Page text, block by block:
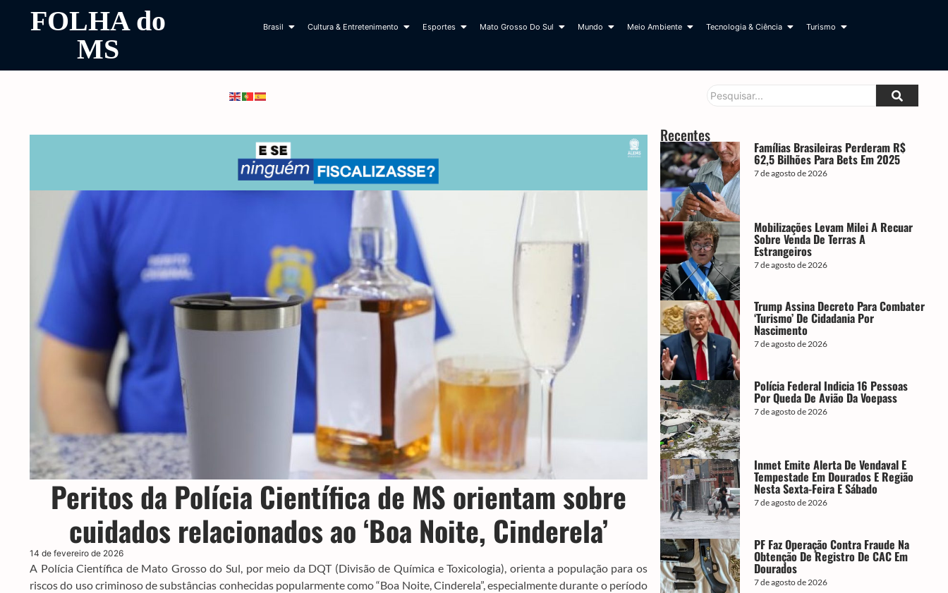
FOLHA do
MS
Brasil Cultura & Entretenimento Esportes Mato Grosso Do Sul Mundo Meio Ambiente Tecnologia & Ciência Turismo
Peritos da Polícia Científica de MS orientam sobre
cuidados relacionados ao ‘Boa Noite, Cinderela’
14 de fevereiro de 2026
A Polícia Científica de Mato Grosso do Sul, por meio da DQT (Divisão de Química e Toxicologia), orienta a população para os
riscos do uso criminoso de substâncias conhecidas popularmente como “Boa Noite, Cinderela”, especialmente durante o período
Recentes
Famílias Brasileiras Perderam R$
62,5 Bilhões Para Bets Em 2025
7 de agosto de 2026
Mobilizações Levam Milei A Recuar
Sobre Venda De Terras A
Estrangeiros
7 de agosto de 2026
Trump Assina Decreto Para Combater
‘turismo’ De Cidadania Por
Nascimento
7 de agosto de 2026
Polícia Federal Indicia 16 Pessoas
Por Queda De Avião Da Voepass
7 de agosto de 2026
Inmet Emite Alerta De Vendaval E
Tempestade Em Dourados E Região
Nesta Sexta-Feira E Sábado
7 de agosto de 2026
PF Faz Operação Contra Fraude Na
Obtenção De Registro De CAC Em
Dourados
7 de agosto de 2026